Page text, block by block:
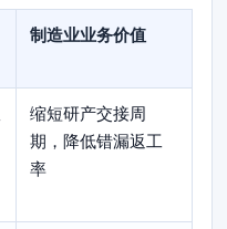
制造业业务价值
缩短研产交接周
期，降低错漏返工
率